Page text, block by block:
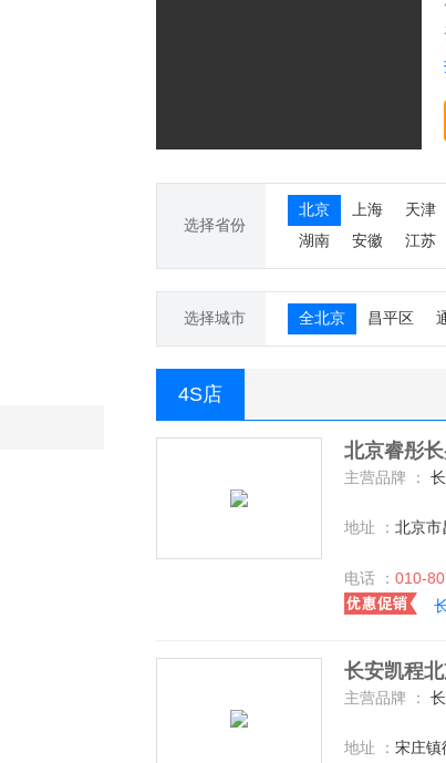
选择省份
北京 上海 天津
湖南
安徽 江苏
选择城市 全北京 昌平区
4S店
北京睿彤
主营品牌 ：
地址 ： 北京市
电话 ： 010-
长安凯程
主营品牌 ：
地址 ： 宋庄镇